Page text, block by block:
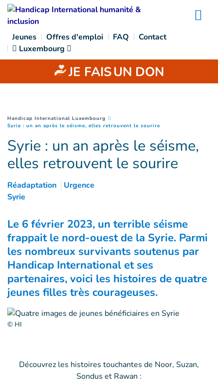
Goto main content
Jeunes Offres d'emploi FAQ
Contact
Luxembourg
JE FAISUN DON
You are here :
Handicap International Luxembourg
Syrie : un an après le séisme, elles retrouvent le sourire
Syrie : un an après le séisme,
elles retrouvent le sourire
Réadaptation
Urgence
Syrie
Le 6 février 2023, un terrible séisme
frappait le nord-ouest de la Syrie. Parmi
les nombreux survivants soutenus par
Handicap International et ses
partenaires, voici les histoires de quatre
jeunes filles très courageuses.
© HI
Découvrez les histoires touchantes de Noor, Suzan,
Sondus et Rawan :